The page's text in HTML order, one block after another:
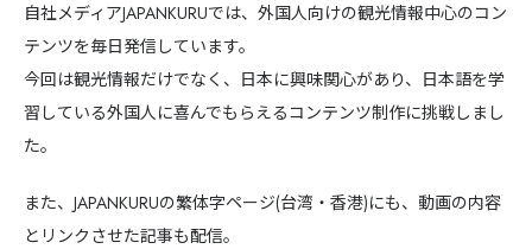
自社メディアJAPANKURUでは、外国人向けの観光情報中心のコン
テンツを毎日発信しています。
今回は観光情報だけでなく、日本に興味関心があり、日本語を学
習している外国人に喜んでもらえるコンテンツ制作に挑戦しまし
た。
また、JAPANKURUの繁体字ページ(台湾・香港)にも、動画の内容
とリンクさせた記事も配信。